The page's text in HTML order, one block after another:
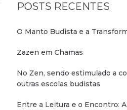
POSTS RECENTES
O Manto Budista e a
Zazen em Chamas
No Zen, sendo estimulado a
outras escolas budistas
Entre a Leitura e o Encontro: